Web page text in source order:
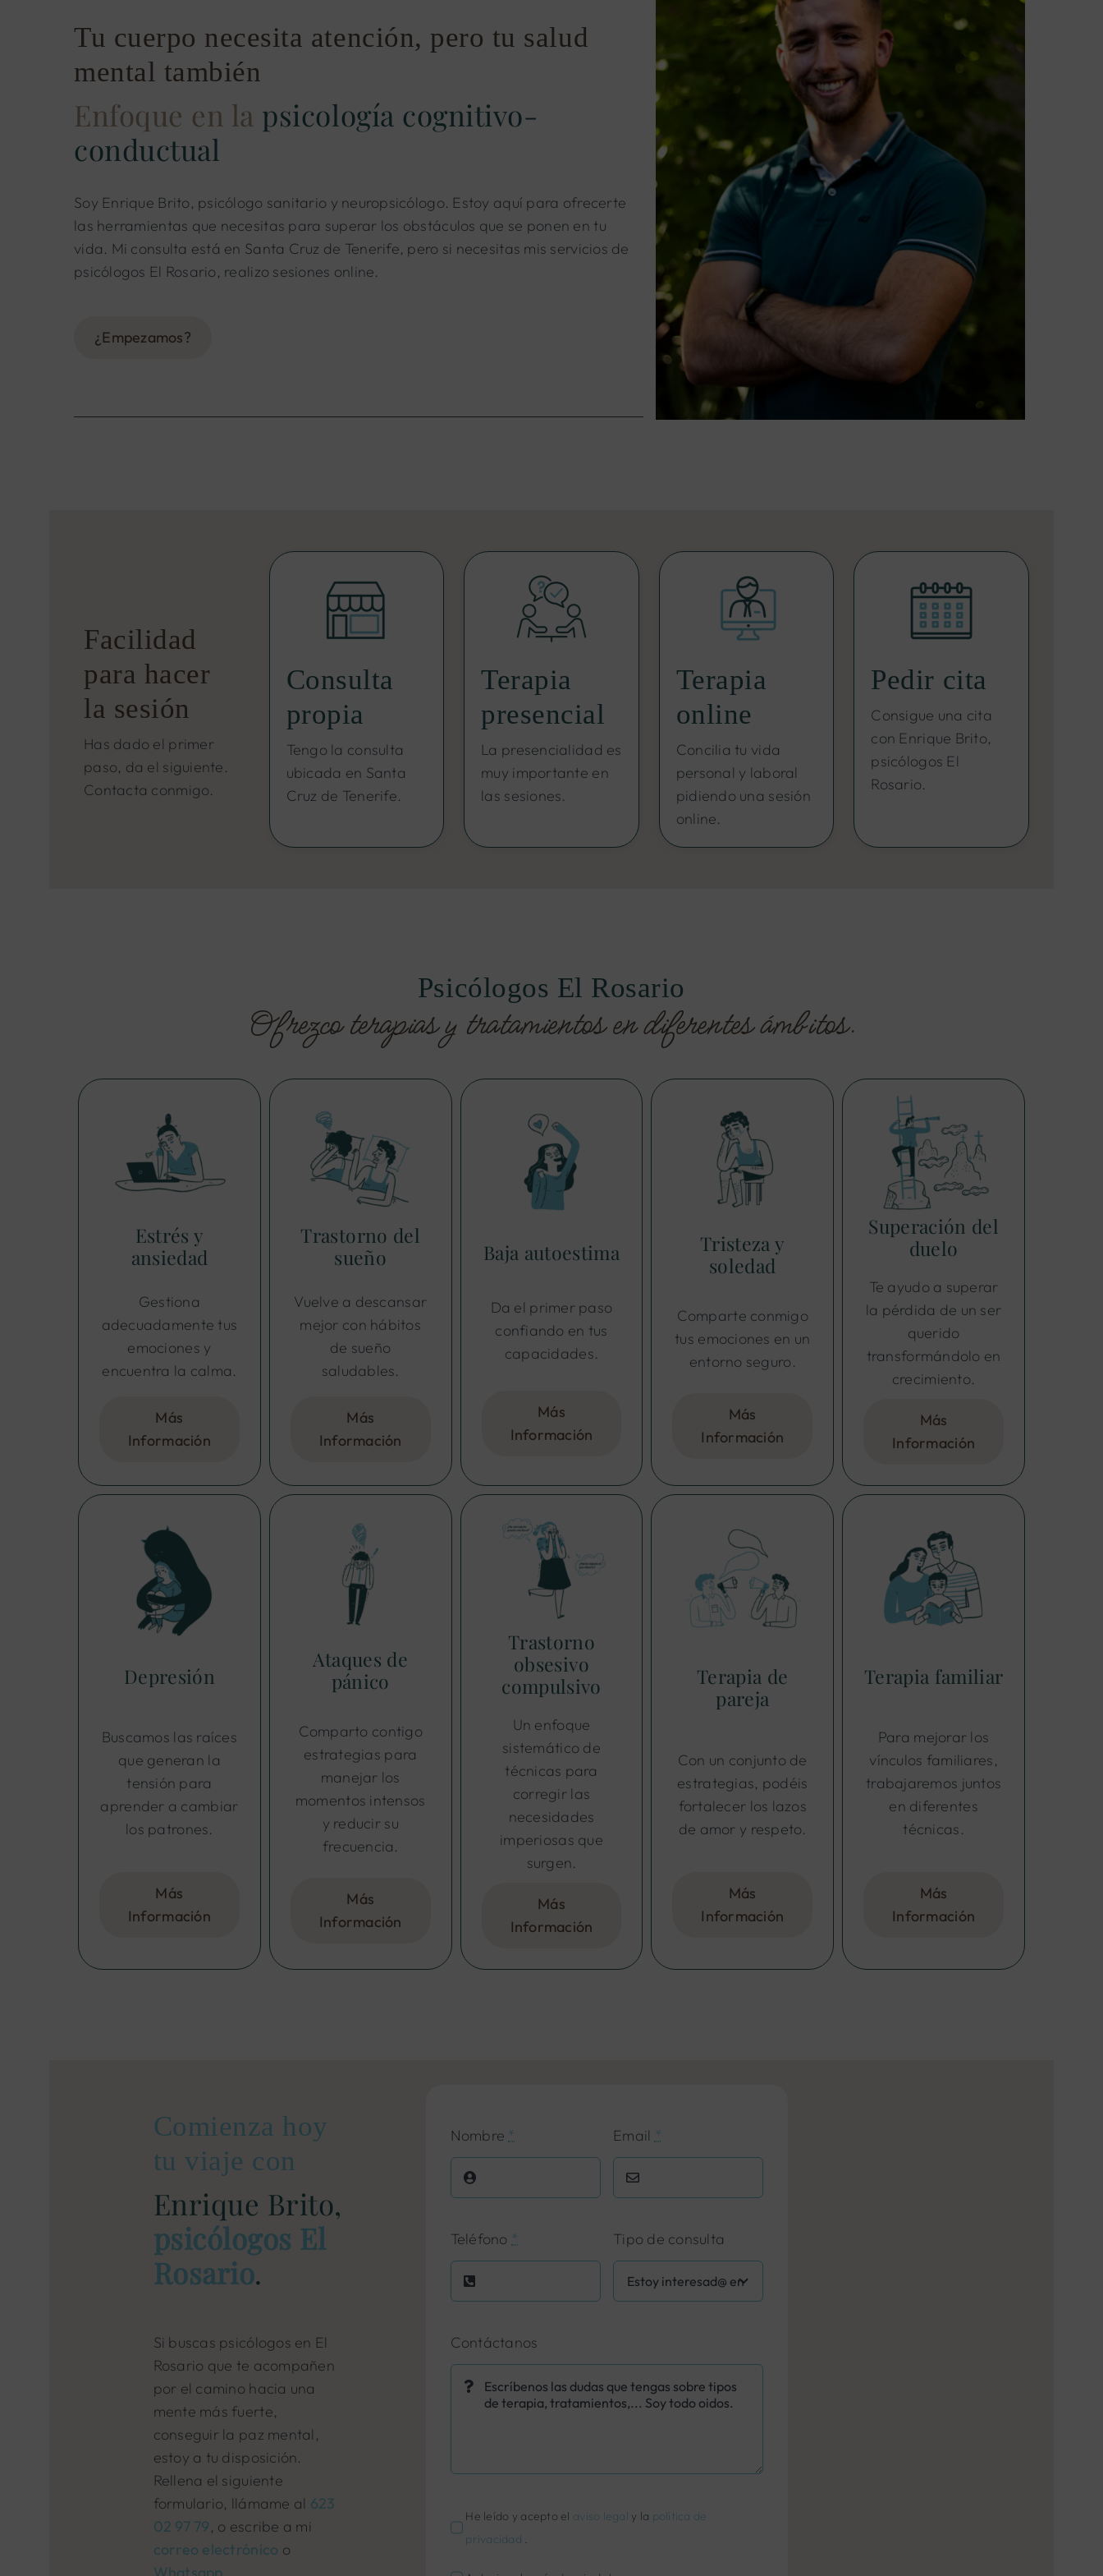
Tu cuerpo necesita atención, pero tu salud
mental también
Enfoque en la psicología cognitivo-
conductual
Soy Enrique Brito, psicólogo sanitario y neuropsicólogo. Estoy aquí para ofrecerte
las herramientas que necesitas para superar los obstáculos que se ponen en tu
vida. Mi consulta está en Santa Cruz de Tenerife, pero si necesitas mis servicios de
psicólogos El Rosario, realizo sesiones online.
¿Empezamos?
Facilidad
para hacer
la sesión
Has dado el primer
paso, da el siguiente.
Contacta conmigo.
Consulta
propia
Tengo la consulta
ubicada en Santa
Cruz de Tenerife.
Terapia
presencial
La presencialidad es
muy importante en
las sesiones.
Terapia
online
Concilia tu vida
personal y laboral
pidiendo una sesión
online.
Pedir cita
Consigue una cita
con Enrique Brito,
psicólogos El
Rosario.
Psicólogos El Rosario
Ofrezco terapias y tratamientos en diferentes ámbitos.
Estrés y
ansiedad
Gestiona
adecuadamente tus
emociones y
encuentra la calma.
Más
Información
Trastorno del
sueño
Vuelve a descansar
mejor con hábitos
de sueño
saludables.
Más
Información
Baja autoestima
Da el primer paso
confiando en tus
capacidades.
Más
Información
Tristeza y
soledad
Comparte conmigo
tus emociones en un
entorno seguro.
Más
Información
Superación del
duelo
Te ayudo a superar
la pérdida de un ser
querido
transformándolo en
crecimiento.
Más
Información
Depresión
Buscamos las raíces
que generan la
tensión para
aprender a cambiar
los patrones.
Más
Información
Ataques de
pánico
Comparto contigo
estrategias para
manejar los
momentos intensos
y reducir su
frecuencia.
Más
Información
Trastorno
obsesivo
compulsivo
Un enfoque
sistemático de
técnicas para
corregir las
necesidades
imperiosas que
surgen.
Más
Información
Terapia de
pareja
Con un conjunto de
estrategias, podéis
fortalecer los lazos
de amor y respeto.
Más
Información
Terapia familiar
Para mejorar los
vínculos familiares,
trabajaremos juntos
en diferentes
técnicas.
Más
Información
Comienza hoy
tu viaje con
Enrique Brito,
psicólogos El
Rosario.
Si buscas psicólogos en El
Rosario que te acompañen
por el camino hacia una
mente más fuerte,
conseguir la paz mental,
estoy a tu disposición.
Rellena el siguiente
formulario, llámame al 623
02 97 79, o escribe a mi
correo electrónico o
Nombre *
Teléfono *
Email *
Tipo de consulta
Contáctanos
He leído y acepto el aviso legal y la política de
privacidad